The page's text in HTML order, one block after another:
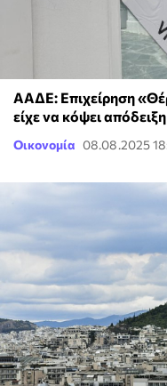
ΑΑΔΕ: Επιχείρηση
είχε να κόψει
Οικονομία 08.08.2025